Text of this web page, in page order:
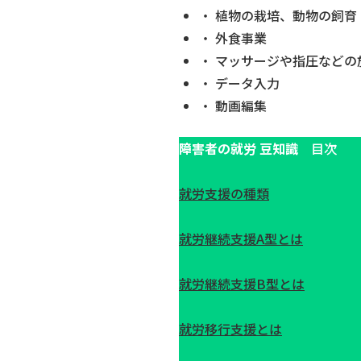
・ 植物の栽培、動物の飼育
・ 外食事業
・ マッサージや指圧など
・ データ入力
・ 動画編集
障害者の就労 豆知識 目次
就労支援の種類
就労継続支援A型とは
就労継続支援B型とは
就労移行支援とは